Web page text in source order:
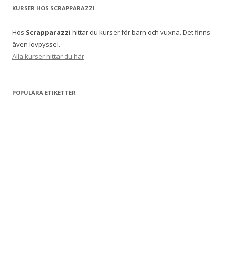
KURSER HOS SCRAPPARAZZI
Hos Scrapparazzi hittar du kurser för barn och vuxna. Det finns
även lovpyssel.
Alla kurser hittar du här
POPULÄRA ETIKETTER